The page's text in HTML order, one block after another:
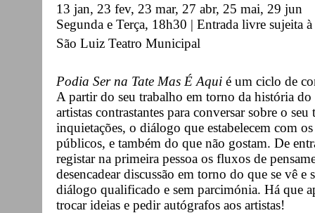
13 jan, 23 fev, 23 mar, 27 abr, 25 mai, 29 jun
Segunda e Terça, 18h30 | Entrada livre sujeita à
São Luiz Teatro Municipal
Podia Ser na Tate Mas É Aqui é um ciclo de
A partir do seu trabalho em torno da história
artistas contrastantes para conversar sobre o
inquietações, o diálogo que estabelecem com
públicos, e também do que não gostam. De
registar na primeira pessoa os fluxos de
desencadear discussão em torno do que se vê
diálogo qualificado e sem parcimónia. Há que
trocar ideias e pedir autógrafos aos artistas!